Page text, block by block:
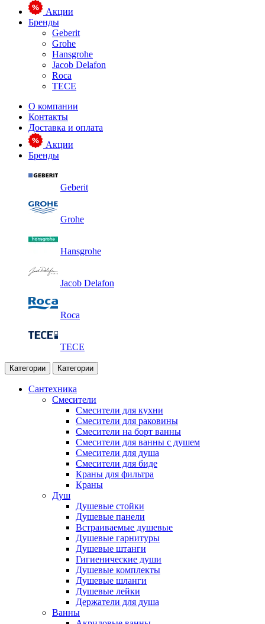
Акции
Бренды
Geberit
Grohe
Hansgrohe
Jacob Delafon
Roca
TECE
О компании
Контакты
Доставка и оплата
Акции
Бренды
Geberit
Grohe
Hansgrohe
Jacob Delafon
Roca
TECE
Категории Категории
Сантехника
Смесители
Смесители для кухни
Смесители для раковины
Смесители на борт ванны
Смесители для ванны с душем
Смесители для душа
Смесители для биде
Краны для фильтра
Краны
Душ
Душевые стойки
Душевые панели
Встраиваемые душевые
Душевые гарнитуры
Душевые штанги
Гигиенические души
Душевые комплекты
Душевые шланги
Душевые лейки
Держатели для душа
Ванны